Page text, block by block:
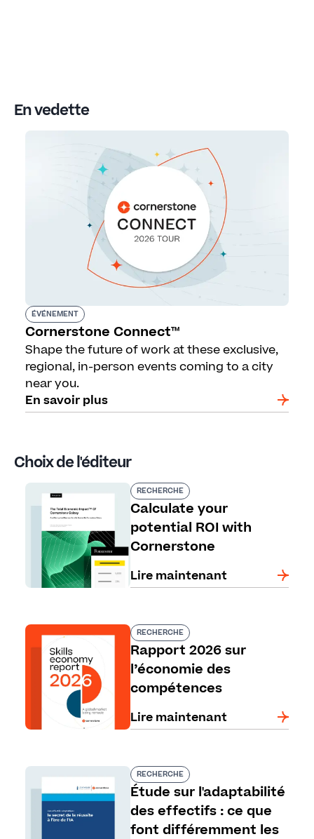
En vedette
ÉVÉNEMENT
Cornerstone Connect™
Shape the future of work at these exclusive,
regional, in-person events coming to a city
near you.
En savoir plus
Choix de l'éditeur
RECHERCHE
Calculate your
potential ROI with
Cornerstone
Lire maintenant
RECHERCHE
Rapport 2026 sur
l’économie des
compétences
Lire maintenant
RECHERCHE
Étude sur l'adaptabilité
des effectifs : ce que
font différemment les